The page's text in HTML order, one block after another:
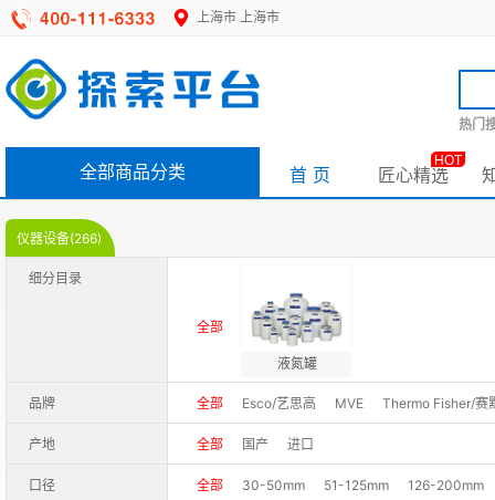
上海市 上海市
热门
全部商品分类 首 页 匠心精选
HOT
仪器设备(266)
细分目录
全部
液氮罐
品牌 全部 Esco/艺思高 MVE Thermo Fisher/赛
产地 全部 国产 进口
口径 全部 30-50mm 51-125mm 126-200mm